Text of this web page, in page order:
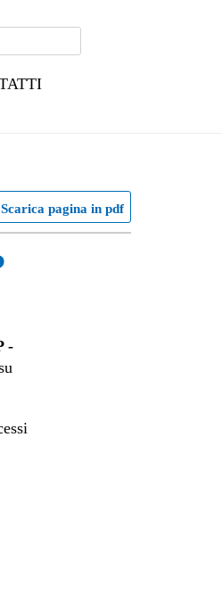
Scarica pagina in pdf
-